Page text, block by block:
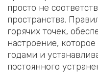
просто не
пространства.
горячих точек,
настроение,
годами и
постоянного